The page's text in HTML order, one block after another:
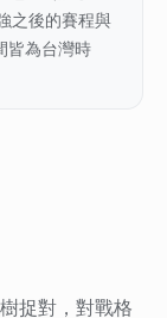
之後的賽程與
皆為台灣時
捉對，對戰格